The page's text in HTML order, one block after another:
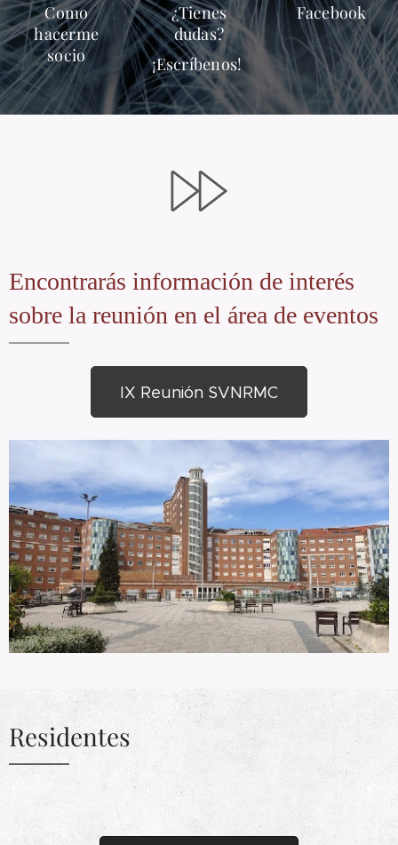
Como
hacerme
socio
¿Tienes
dudas?
¡Escríbenos!
Facebook
Encontrarás información de interés
sobre la reunión en el área de eventos
IX Reunión SVNRMC
Residentes